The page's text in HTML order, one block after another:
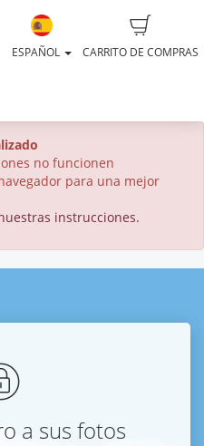
CARRITO DE COMPRAS
ESPAÑOL
no funcionen
para una mejor
instrucciones.
a sus fotos